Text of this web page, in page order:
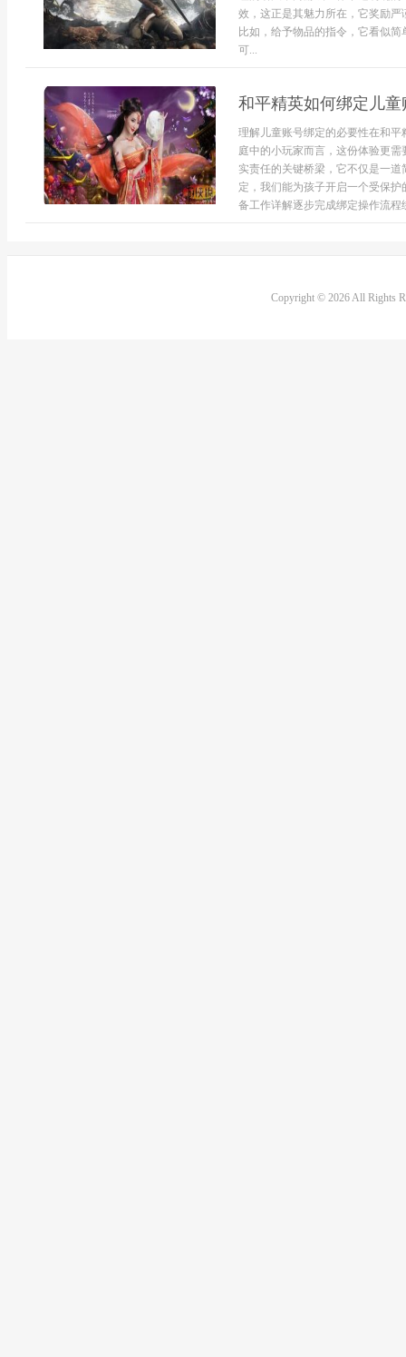
效，这正是其魅力所在，它奖励
比如，给予物品的指令，它看似
可...
和平精英如何绑定儿
理解儿童账号绑定的必要性在和
庭中的小玩家而言，这份体验更
实责任的关键桥梁，它不仅是一
定，我们能为孩子开启一个受保
备工作详解逐步完成绑定操作流程
Copyright © 2026 All Rights